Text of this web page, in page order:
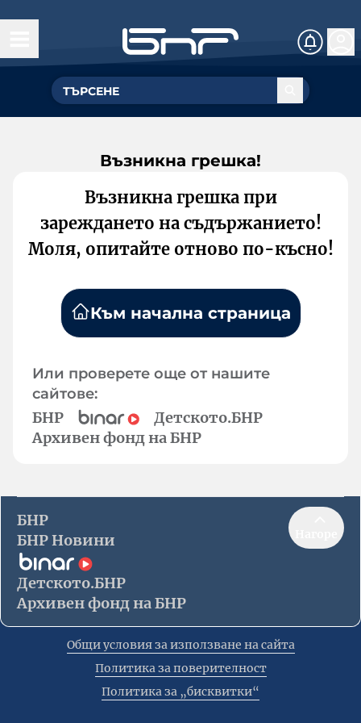
Възникна грешка!
Възникна грешка при
зареждането на съдържанието!
Моля, опитайте отново по-късно!
Към начална страница
Или проверете още от нашите
сайтове:
БНР
Детското.БНР
Архивен фонд на БНР
БНР
БНР Новини
Детското.БНР
Архивен фонд на БНР
Общи условия за използване на сайта
Политика за поверителност
Политика за „бисквитки“